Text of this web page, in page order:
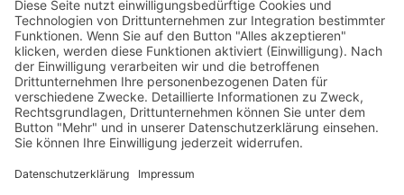
© 2026 Walter Stuber -Impressum Datenschutz
Bewertungen auf ProvenExpert.com